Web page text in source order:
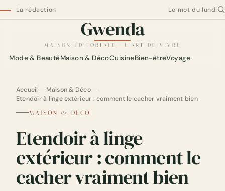
La rédaction Le mot du lundi
Gwenda — maison éditoriale
Gwenda
MAISON ÉDITORIALE · L'ART DE VIVRE
Mode & BeautéMaison & DécoCuisineBien-êtreVoyage
Accueil
Maison & Déco
Etendoir à linge extérieur : comment le cacher vraiment bien
MAISON & DÉCO
Etendoir à linge
extérieur : comment le
cacher vraiment bien